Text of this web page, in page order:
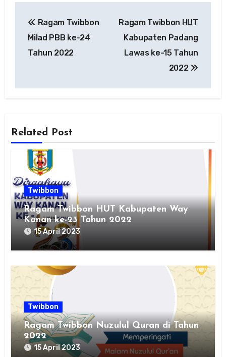
pos
Ragam Twibbon
Milad PBB ke-24
Tahun 2022
Ragam Twibbon HUT
Kabupaten Padang
Lawas ke-15 Tahun
2022
Related Post
Twibbon
Ragam Twibbon HUT Kabupaten Way
Kanan ke-23 Tahun 2022
15 April 2023
Twibbon
Ragam Twibbon Nuzulul Quran di Tahun
2022
15 April 2023